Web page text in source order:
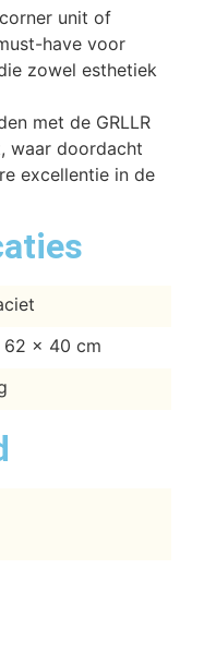
unit of
have voor
zowel esthetiek
met de GRLLR
waar doordacht
excellentie in de
x 40 cm